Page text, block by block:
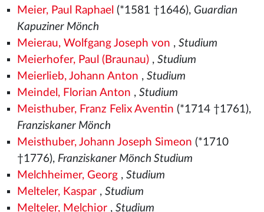
Meier, Paul Raphael (*1581 †1646), Guardian
Kapuziner Mönch
Meierau, Wolfgang Joseph von , Studium
Meierhofer, Paul (Braunau), Studium
Meierlieb, Johann Anton , Studium
Meindel, Florian Anton , Studium
Meisthuber, Franz Felix Aventin (*1714 †1761),
Franziskaner Mönch
Meisthuber, Johann Joseph Simeon (*1710
†1776), Franziskaner Mönch Studium
Melchheimer, Georg, Studium
Melteler, Kaspar, Studium
Melteler, Melchior, Studium